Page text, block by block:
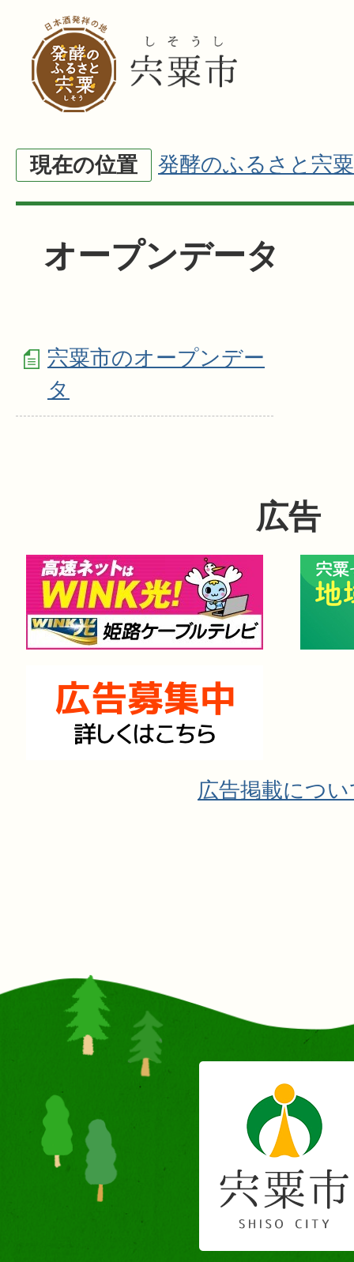
現在の位置 発酵のふるさと宍粟
オープンデータ
宍粟市のオープンデー
タ
広告
広告掲載につ